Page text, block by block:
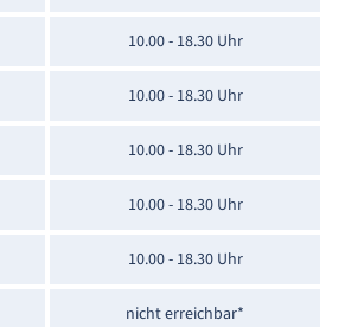
10.00 - 18.30 Uhr
10.00 - 18.30 Uhr
10.00 - 18.30 Uhr
10.00 - 18.30 Uhr
10.00 - 18.30 Uhr
nicht erreichbar*